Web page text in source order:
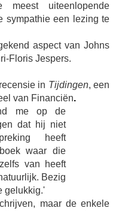
uiteenlopende
sympathie een lezing te
aspect van Johns
Floris Jespers.
in Tijdingen, een
van Financiën.
me op de
dat hij niet
heeft
waar die
van heeft
Bezig
gelukkig.'
maar de enkele